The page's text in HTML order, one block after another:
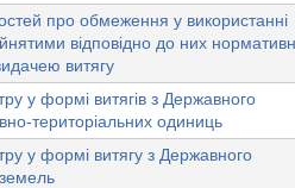
про обмеження у використанні
відповідно до них
витягу
у формі витягів з Державного
територіальних одиниць
у формі витягу з Державного